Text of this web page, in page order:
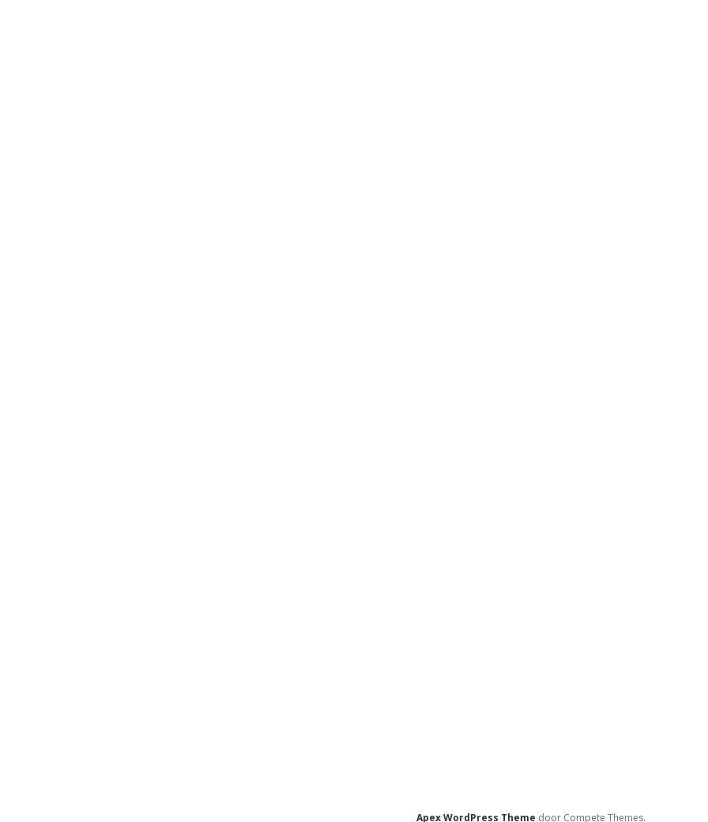
Apex WordPress Theme door Compete Themes.